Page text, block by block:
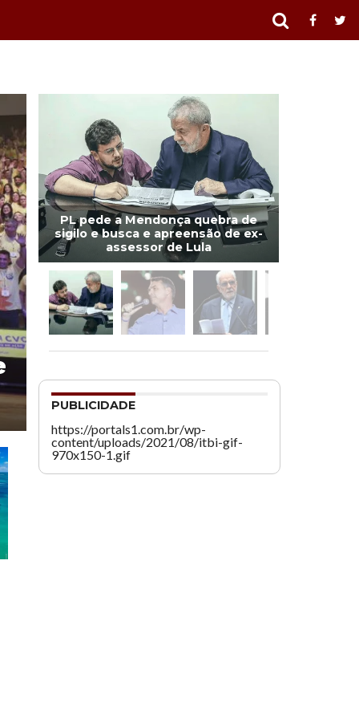
PL pede a Mendonça quebra de
sigilo e busca e apreensão de ex-
assessor de Lula
PUBLICIDADE
https://portals1.com.br/wp-
content/uploads/2021/08/itbi-gif-
970x150-1.gif